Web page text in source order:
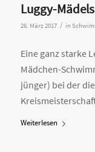
Luggy-
26. März 2017 / in
Eine ganz starke
Mädchen-
jünger) bei der
Weiterlesen